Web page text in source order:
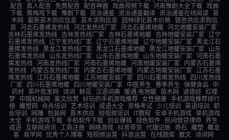
配音 真人配音 免费配音 配音神器 戏曲视频下载 河南豫剧大全下载 戏曲
下载 黄梅戏下载 豫剧下载 资治通鉴 资治通鉴翻译 资治通鉴在线阅读
苗
木网
最新苗木供应信息 苗木求购信息 园林绿化苗木价格 银杏供应求购信
息
河北石墨烯发热线 河北发热线厂家 河北石墨烯地暖
河北地暖安装厂家
吉林石墨烯发热线
吉林发热线厂家 吉林石墨烯地暖 吉林地暖安装厂家 辽宁
石墨烯发热线 辽宁发热线厂家 辽宁石墨烯地暖 辽宁地暖安装厂家 黑龙江石
墨烯发热线 黑龙江发热线厂家 黑龙江石墨烯地暖 黑龙江地暖安装厂家
山东
石墨烯发热线
山东发热线厂家 山东石墨烯地暖 山东地暖安装厂家 河南石墨
烯发热线 河南发热线厂家 河南石墨烯地暖 河南地暖安装厂家
内蒙古石墨烯
发热线
内蒙古发热线厂家 内蒙古石墨烯地暖 内蒙古地暖安装厂家
江苏石墨
烯发热线
江苏石墨烯地暖 江苏地暖安装厂家 四川石墨烯发热线
四川发热线
厂家
四川石墨烯地暖 四川地暖安装厂家 中医养生 春季养生 保健食品
中
药材
茶叶批发网 诗词 鲜花 汉语词典 暖通,电地暖 苗木网 道德经
红楼
梦
中国机械网 美文欣赏 好玩的手机游戏推荐 女性健康 手机游戏推荐排行
榜 雕塑网 舟舟培训 艺术培训 成语大全 资格考试 少儿培训 英语培训
职
业培训
网赚 包装网 苗木供应 短视频培训 IT教程 安卓手机游戏 单机游戏
大全
手机游戏下载 手机软件下载 创业赚钱 绿色软件 民间借贷律师
养生
成语
互联网资讯 工商注册 网络游戏 抖音带货 代理记账 奇石 雕塑
雕龙
客
易学网 优秀个人博客 短视频运营 抖音运营 在线题库 散文 诗词网